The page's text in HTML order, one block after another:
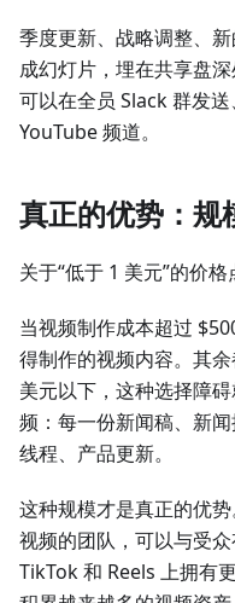
季度更新、战略调整、
成幻灯片，埋在共享盘
可以在全员 Slack 群发
YouTube 频道。
真正的优势：规
关于“低于 1 美元”的价
当视频制作成本超过
得制作的视频内容。其
美元以下，这种选择障
频：每一份新闻稿、新
线程、产品更新。
这种规模才是真正的优
视频的团队，可以与受众
TikTok 和 Reels 上拥有